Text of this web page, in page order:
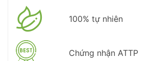
100% tự nhiên
Chứng nhận ATTP